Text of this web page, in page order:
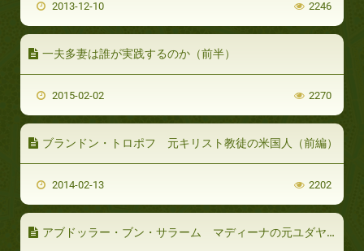
2013-12-10 2246
一夫多妻は誰が実践するのか（前半）
2015-02-02 2270
ブランドン・トロポフ 元キリスト教徒の米国人（前編）
2014-02-13 2202
アブドッラー・ブン・サラーム マディーナの元ユダヤ教ラビ